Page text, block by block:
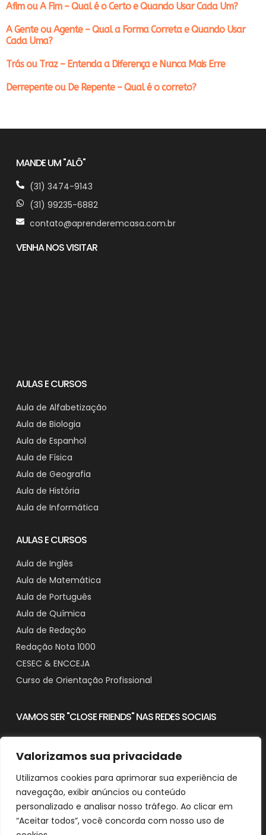
Valorizamos sua privacidade
Utilizamos cookies para aprimorar sua experiência de
navegação, exibir anúncios ou conteúdo
personalizado e analisar nosso tráfego. Ao clicar em
“Aceitar todos”, você concorda com nosso uso de
Afim ou A Fim – Qual é o Certo e Quando Usar Cada Um?
A Gente ou Agente – Qual a Forma Correta e Quando Usar
Cada Uma?
Trás ou Traz – Entenda a Diferença e Nunca Mais Erre
Derrepente ou De Repente – Qual é o correto?
MANDE UM "ALÔ"
(31) 3474-9143
(31) 99235-6882
contato@aprenderemcasa.com.br
VENHA NOS VISITAR
AULAS E CURSOS
Aula de Alfabetização
Aula de Biologia
Aula de Espanhol
Aula de Física
Aula de Geografia
Aula de História
Aula de Informática
AULAS E CURSOS
Aula de Inglês
Aula de Matemática
Aula de Português
Aula de Química
Aula de Redação
Redação Nota 1000
CESEC & ENCCEJA
Curso de Orientação Profissional
VAMOS SER "CLOSE FRIENDS" NAS REDES SOCIAIS
Contato
Downloads